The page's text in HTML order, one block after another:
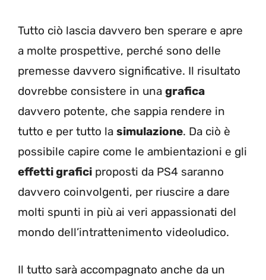
Tutto ciò lascia davvero ben sperare e apre
a molte prospettive, perché sono delle
premesse davvero significative. Il risultato
dovrebbe consistere in una grafica
davvero potente, che sappia rendere in
tutto e per tutto la simulazione. Da ciò è
possibile capire come le ambientazioni e gli
effetti grafici proposti da PS4 saranno
davvero coinvolgenti, per riuscire a dare
molti spunti in più ai veri appassionati del
mondo dell’intrattenimento videoludico.
Il tutto sarà accompagnato anche da un